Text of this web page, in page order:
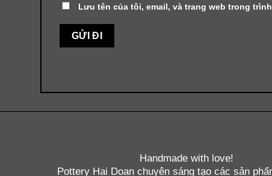
Lưu tên của tôi, email, và trang web trong
Handmade with love!
Pottery Hai Doan chuyên sáng tạo các sản